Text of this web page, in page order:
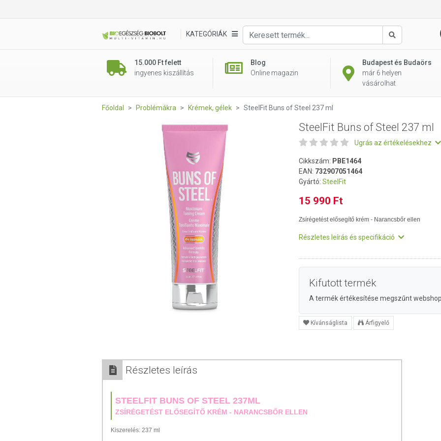
KATEGÓRIÁK
Keresés
15.000 Ft felett
ingyenes kiszállítás
Blog
Online magazin
Budapest és Budaörs
már 6 helyen
vásárolhat
Főoldal Problémákra Krémek, gélek SteelFit Buns of Steel 237 ml
SteelFit Buns of Steel 237 ml
Ugrás az értékelésekhez
Cikkszám: PBE1464
EAN: 732907051464
Gyártó: SteelFit
15 990 Ft
Zsírégetést elősegítő krém - Narancsbőr ellen
Részletes leírás és specifikáció
Kifutott termék
A termék értékesítése megszűnt
Kívánságlista Árfigyelő
Részletes leírás
STEELFIT BUNS OF STEEL 237ML
ZSÍRÉGETÉST ELŐSEGÍTŐ KRÉM - NARANCSBŐR ELLEN
Kiszerelés: 237 ml